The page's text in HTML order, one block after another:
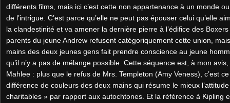
différents films, mais ici c’est cette non appartenance à un monde
de l’intrigue. C’est parce qu’elle ne peut pas épouser celui qu’elle
la clandestinité et va amener la dernière pierre à l’édifice des
parents du jeune Andrew refusent catégoriquement cette union,
mains des deux jeunes gens fait prendre conscience au jeune
qu’il n’y a pas de mélange possible. Cette séquence est, à mon
Mahlee : plus que le refus de Mrs. Templeton (Amy Veness), c’est
différence de couleurs des deux mains qui résume le mieux
charitables » par rapport aux autochtones. Et la référence à Kipling